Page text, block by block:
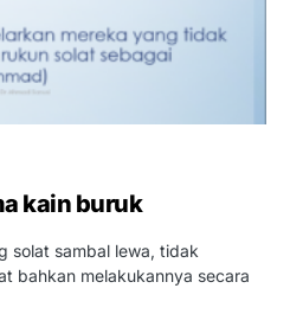
kain buruk
solat sambal lewa, tidak
bahkan melakukannya secara